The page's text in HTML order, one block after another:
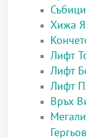
Хижа
Лифт
Лифт
Лифт
Връх